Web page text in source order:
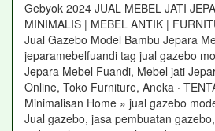
Gebyok 2024 JUAL MEBEL JATI
MINIMALIS | MEBEL ANTIK |
Jual Gazebo Model Bambu Jepara
jeparamebelfuandi tag jual gazebo
Jepara Mebel Fuandi, Mebel jati
Online, Toko Furniture, Aneka ·
Minimalisan Home » jual gazebo
Jual gazebo, jasa pembuatan